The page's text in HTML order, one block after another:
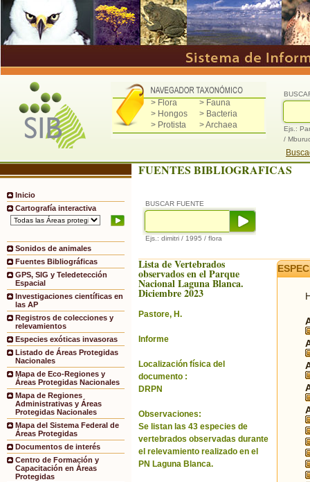
> Flora
> Fauna
> Hongos
> Bacteria
> Protista
> Archaea
Ejs.:
/
Inicio
Cartografía interactiva
Sonidos de animales
Fuentes Bibliográficas
GPS, SIG y Teledetección
Espacial
Investigaciones científicas en
las AP
Registros de colecciones y
relevamientos
Especies exóticas invasoras
Listado de Áreas Protegidas
Nacionales
Mapa de Eco-Regiones y
Áreas Protegidas Nacionales
Mapa de Regiones
Administrativas y Áreas
Protegidas Nacionales
Mapa del Sistema Federal de
Áreas Protegidas
Documentos de interés
Centro de Formación y
Capacitación en Áreas
Protegidas
FUENTES BIBLIOGRAFICAS
BUSCAR FUENTE
Ejs.: dimitri / 1995 / flora
Lista de Vertebrados
observados en el Parque
Nacional Laguna Blanca.
Diciembre 2023
Pastore, H.
Informe
Localización física del
documento :
DRPN
Observaciones:
Se listan las 43 especies de
vertebrados observadas durante
el relevamiento realizado en el
PN Laguna Blanca.